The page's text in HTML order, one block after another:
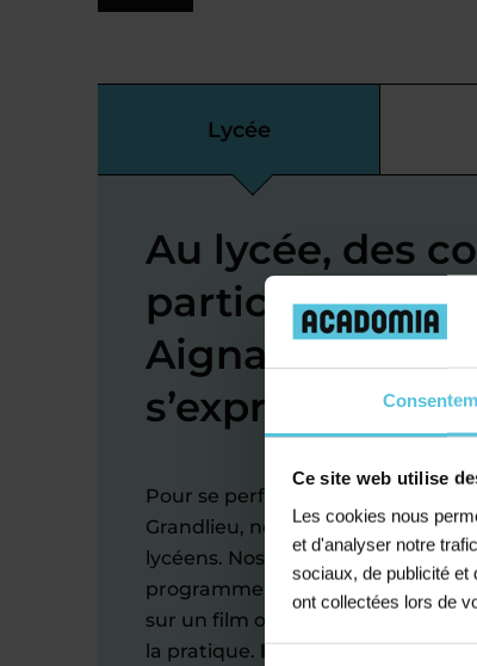
Ce site web utilise
Les cookies nous
et d'analyser notre
sociaux, de publicité et
ont collectées lors de
Lycée
Au lycée, des
particuliers
Aignan-
s’exprimer
Pour se perfectionner en anglais
Grandlieu, nous proposons des
lycéens. Nos cours couvrent les
programme (communiquer avec
sur un film ou une émission, etc.)
la pratique. Par le biais de nos